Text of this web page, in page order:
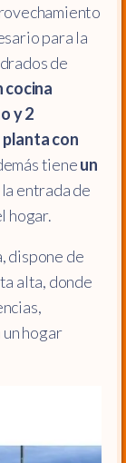
para la
de
cocina
y 2
con
tieneun
entrada de
hogar.
dispone de
alta, donde
hogar